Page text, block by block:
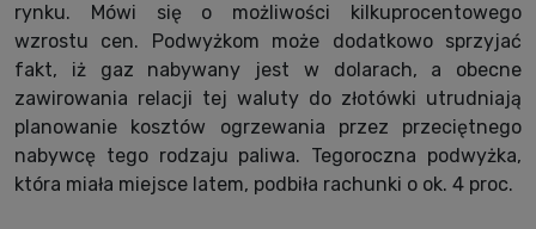
rynku. Mówi się o możliwości kilkuprocentowego
wzrostu cen. Podwyżkom może dodatkowo sprzyjać
fakt, iż gaz nabywany jest w dolarach, a obecne
zawirowania relacji tej waluty do złotówki utrudniają
planowanie kosztów ogrzewania przez przeciętnego
nabywcę tego rodzaju paliwa. Tegoroczna podwyżka,
która miała miejsce latem, podbiła rachunki o ok. 4 proc.